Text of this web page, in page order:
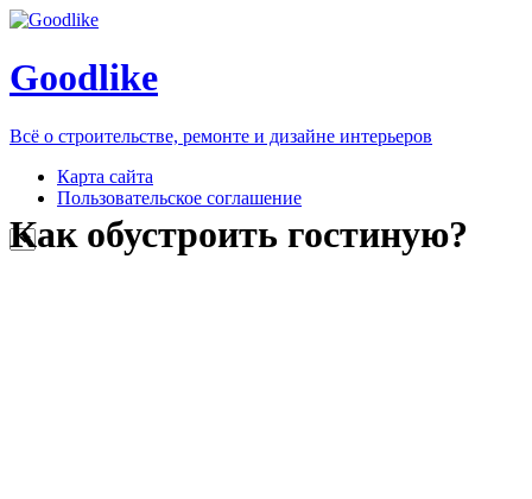
Goodlike
Всё о строительстве, ремонте и дизайне интерьеров
Карта сайта
Пользовательское соглашение
Как обустроить гостиную?